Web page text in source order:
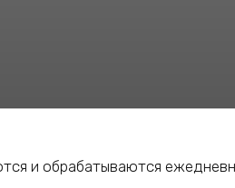
и обрабатываются